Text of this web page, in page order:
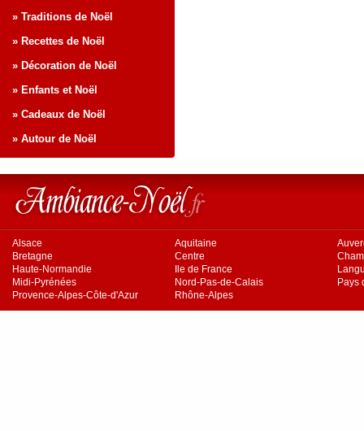
» Traditions de Noël
» Recettes de Noël
» Décoration de Noël
» Enfants et Noël
» Cadeaux de Noël
» Autour de Noël
Alsace Aquitaine
Bretagne
Centre
Haute-Normandie
Ile de France
Midi-Pyrénées
Nord-Pas-de-Calais
Pays
Provence-Alpes-Côte-d'Azur
Rhône-Alpes